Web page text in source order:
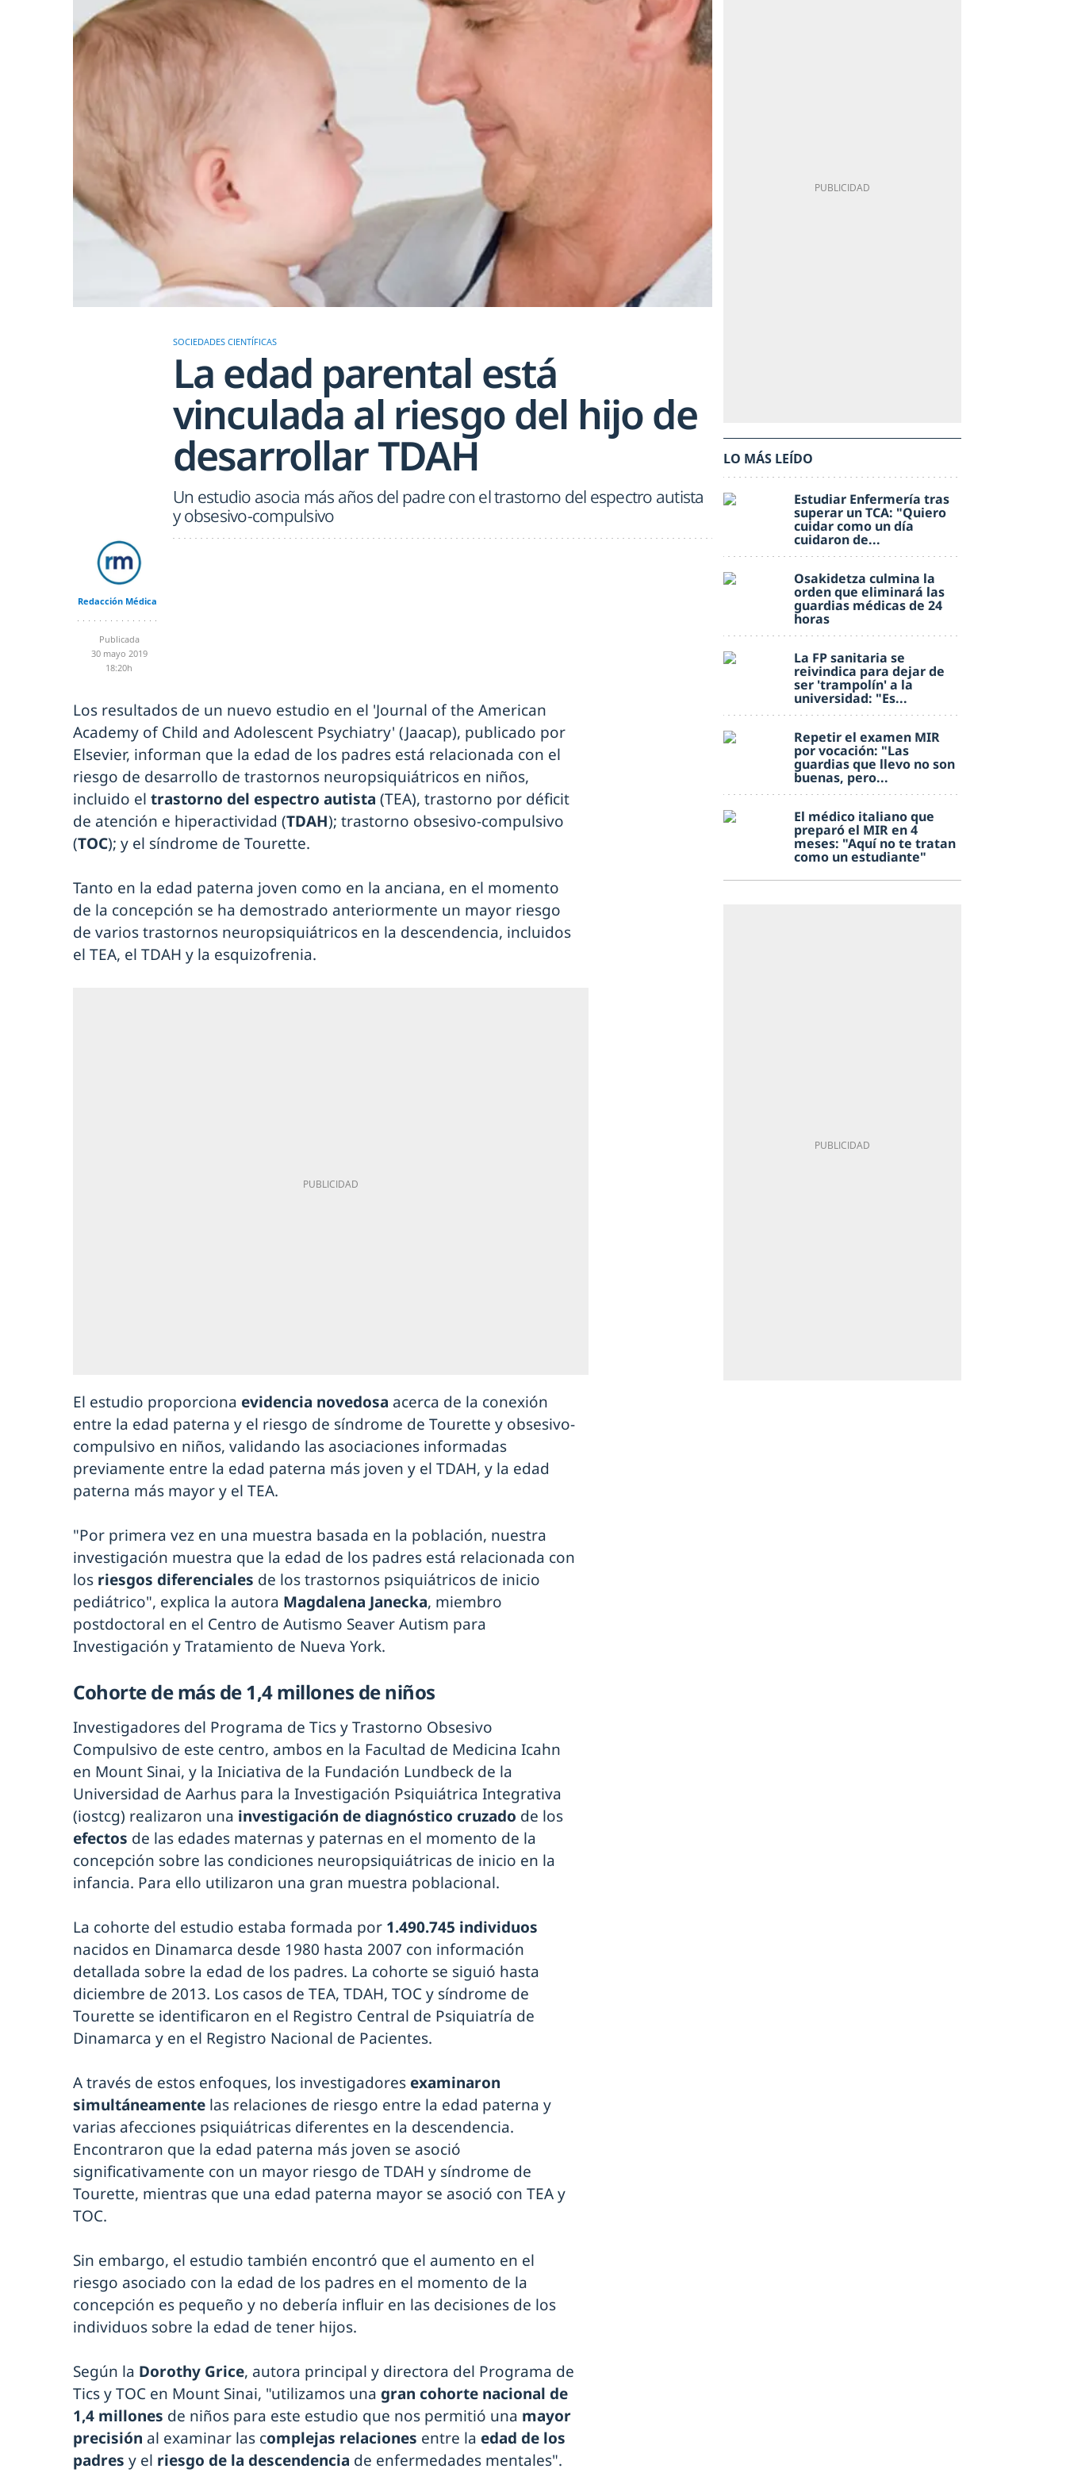
SOCIEDADES CIENTÍFICAS
La edad parental está
vinculada al riesgo del hijo de
desarrollar TDAH
Un estudio asocia más años del padre con el trastorno del espectro autista
y obsesivo-compulsivo
Redacción Médica
Publicada
30 mayo 2019
18:20h
Los resultados de un nuevo estudio en el 'Journal of the American
Academy of Child and Adolescent Psychiatry' (Jaacap), publicado por
Elsevier, informan que la edad de los padres está relacionada con el
riesgo de desarrollo de trastornos neuropsiquiátricos en niños,
incluido el trastorno del espectro autista (TEA), trastorno por déficit
de atención e hiperactividad (TDAH); trastorno obsesivo-compulsivo
(TOC); y el síndrome de Tourette.
Tanto en la edad paterna joven como en la anciana, en el momento
de la concepción se ha demostrado anteriormente un mayor riesgo
de varios trastornos neuropsiquiátricos en la descendencia, incluidos
el TEA, el TDAH y la esquizofrenia.
El estudio proporciona evidencia novedosa acerca de la conexión
entre la edad paterna y el riesgo de síndrome de Tourette y obsesivo-
compulsivo en niños, validando las asociaciones informadas
previamente entre la edad paterna más joven y el TDAH, y la edad
paterna más mayor y el TEA.
"Por primera vez en una muestra basada en la población, nuestra
investigación muestra que la edad de los padres está relacionada con
los riesgos diferenciales de los trastornos psiquiátricos de inicio
pediátrico", explica la autora Magdalena Janecka, miembro
postdoctoral en el Centro de Autismo Seaver Autism para
Investigación y Tratamiento de Nueva York.
Cohorte de más de 1,4 millones de niños
Investigadores del Programa de Tics y Trastorno Obsesivo
Compulsivo de este centro, ambos en la Facultad de Medicina Icahn
en Mount Sinai, y la Iniciativa de la Fundación Lundbeck de la
Universidad de Aarhus para la Investigación Psiquiátrica Integrativa
(iostcg) realizaron una investigación de diagnóstico cruzado de los
efectos de las edades maternas y paternas en el momento de la
concepción sobre las condiciones neuropsiquiátricas de inicio en la
infancia. Para ello utilizaron una gran muestra poblacional.
La cohorte del estudio estaba formada por 1.490.745 individuos
nacidos en Dinamarca desde 1980 hasta 2007 con información
detallada sobre la edad de los padres. La cohorte se siguió hasta
diciembre de 2013. Los casos de TEA, TDAH, TOC y síndrome de
Tourette se identificaron en el Registro Central de Psiquiatría de
Dinamarca y en el Registro Nacional de Pacientes.
A través de estos enfoques, los investigadores examinaron
simultáneamente las relaciones de riesgo entre la edad paterna y
varias afecciones psiquiátricas diferentes en la descendencia.
Encontraron que la edad paterna más joven se asoció
significativamente con un mayor riesgo de TDAH y síndrome de
Tourette, mientras que una edad paterna mayor se asoció con TEA y
TOC.
Sin embargo, el estudio también encontró que el aumento en el
riesgo asociado con la edad de los padres en el momento de la
concepción es pequeño y no debería influir en las decisiones de los
individuos sobre la edad de tener hijos.
Según la Dorothy Grice, autora principal y directora del Programa de
Tics y TOC en Mount Sinai, "utilizamos una gran cohorte nacional de
1,4 millones de niños para este estudio que nos permitió una mayor
precisión al examinar las complejas relaciones entre la edad de los
padres y el riesgo de la descendencia de enfermedades mentales".
LO MÁS LEÍDO
Estudiar Enfermería tras
superar un TCA: "Quiero
cuidar como un día
cuidaron de...
Osakidetza culmina la
orden que eliminará las
guardias médicas de 24
horas
La FP sanitaria se
reivindica para dejar de
ser 'trampolín' a la
universidad: "Es...
Repetir el examen MIR
por vocación: "Las
guardias que llevo no son
buenas, pero...
El médico italiano que
preparó el MIR en 4
meses: "Aquí no te tratan
como un estudiante"